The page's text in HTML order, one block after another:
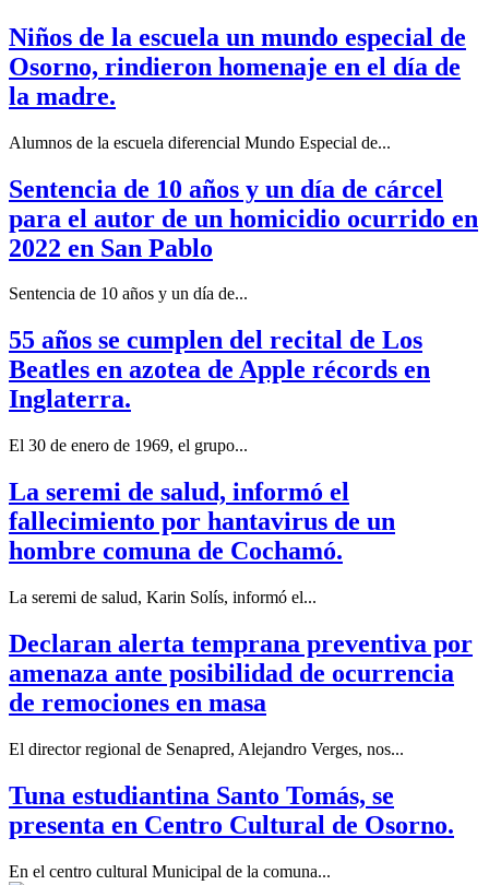
Niños de la escuela un mundo especial de
Osorno, rindieron homenaje en el día de
la madre.
Alumnos de la escuela diferencial Mundo Especial de...
Sentencia de 10 años y un día de cárcel
para el autor de un homicidio ocurrido en
2022 en San Pablo
Sentencia de 10 años y un día de...
55 años se cumplen del recital de Los
Beatles en azotea de Apple récords en
Inglaterra.
El 30 de enero de 1969, el grupo...
La seremi de salud, informó el
fallecimiento por hantavirus de un
hombre comuna de Cochamó.
La seremi de salud, Karin Solís, informó el...
Declaran alerta temprana preventiva por
amenaza ante posibilidad de ocurrencia
de remociones en masa
El director regional de Senapred, Alejandro Verges, nos...
Tuna estudiantina Santo Tomás, se
presenta en Centro Cultural de Osorno.
En el centro cultural Municipal de la comuna...